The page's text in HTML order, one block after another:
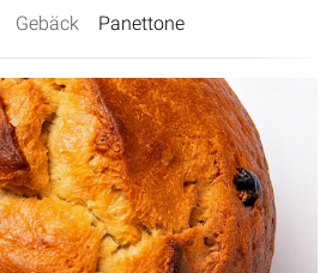
Gebäck Panettone